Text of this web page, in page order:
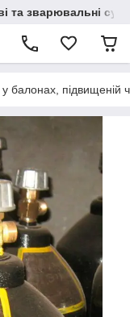
та зварювальні
балонах, підвищеній